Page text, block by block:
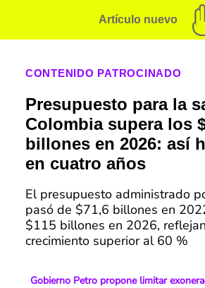
Artículo nuevo
CONTENIDO PATROCINADO
Presupuesto para la
Colombia supera los
billones en 2026: así
en cuatro años
El presupuesto administrado
pasó de $71,6 billones en
$115 billones en 2026,
crecimiento superior al 60 %
Gobierno Petro propone limitar